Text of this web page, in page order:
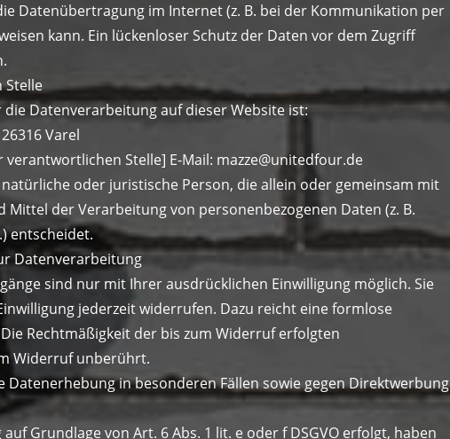
Datenübertragung im Internet (z. B. bei der Kommunikation per
kann. Ein lückenloser Schutz der Daten vor dem Zugriff
Stelle
Datenverarbeitung auf dieser Website ist:
Varel
Stelle] E-Mail: mazze@unitedfour.de
oder juristische Person, die allein oder gemeinsam mit
Mittel der Verarbeitung von personenbezogenen Daten (z. B.
entscheidet.
Datenverarbeitung
sind nur mit Ihrer ausdrücklichen Einwilligung möglich. Sie
jederzeit widerrufen. Dazu reicht eine formlose
Rechtmäßigkeit der bis zum Widerruf erfolgten
Widerruf unberührt.
Datenerhebung in besonderen Fällen sowie gegen Direktwerbung
Grundlage von Art. 6 Abs. 1 lit. e oder f DSGVO erfolgt, haben